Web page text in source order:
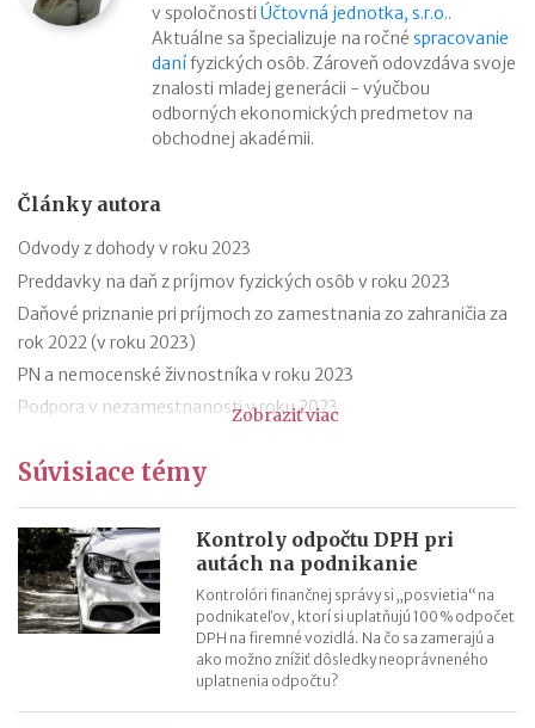
v spoločnosti Účtovná jednotka, s.r.o..
Aktuálne sa špecializuje na ročné spracovanie
danífyzických osôb. Zároveň odovzdáva svoje
znalosti mladej generácii - výučbou
odborných ekonomických predmetov na
obchodnej akadémii.
Články autora
Odvody z dohody v roku 2023
Preddavky na daň z príjmov fyzických osôb v roku 2023
Daňové priznanie pri príjmoch zo zamestnania zo zahraničia za
rok 2022 (v roku 2023)
PN a nemocenské živnostníka v roku 2023
Podpora v nezamestnanosti v roku 2023
Ročné zúčtovanie dane za rok 2022 (v roku 2023)
Výpočet čistej mzdy v roku 2023
Daňový bonus na dieťa od 1.1.2023 – príklady
Daňový bonus na dieťa od 1.1.2023
Zobraziť viac
Súvisiace témy
Kontroly odpočtu DPH pri
autách na podnikanie
Kontrolóri finančnej správy si „posvietia“ na
podnikateľov, ktorí si uplatňujú 100 % odpočet
DPH na firemné vozidlá. Na čo sa zamerajú a
ako možno znížiť dôsledky neoprávneného
uplatnenia odpočtu?